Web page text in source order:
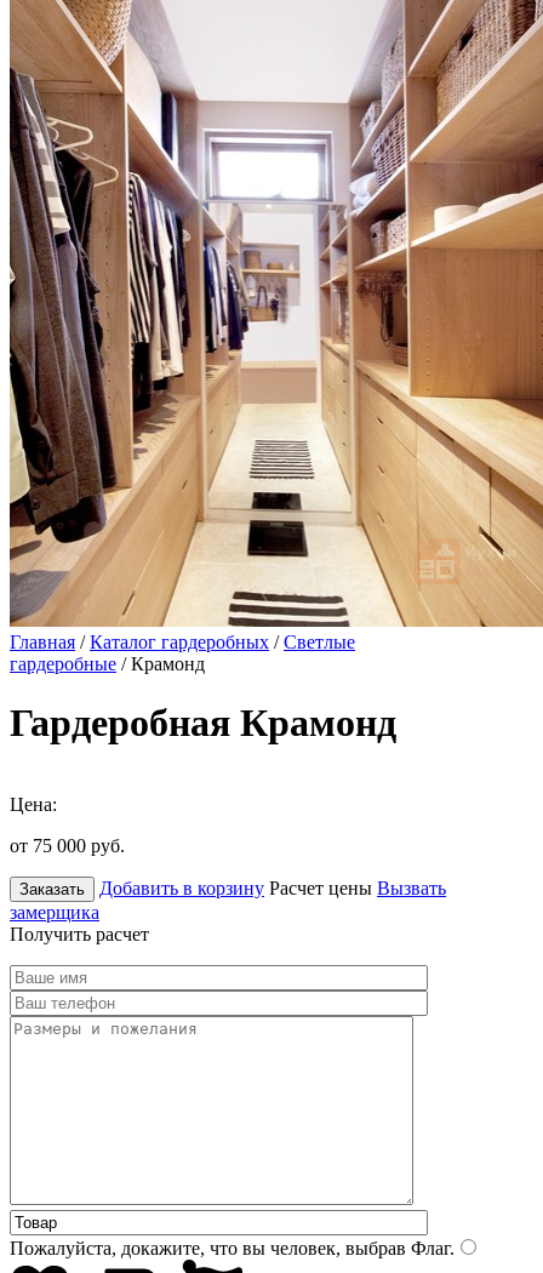
Главная /Каталог гардеробных /Светлые
гардеробные / Крамонд
Гардеробная Крамонд
Цена:
от 75 000 руб.
Заказать Добавить в корзину Расчет цены Вызвать
замерщика
Получить расчет
Пожалуйста, докажите, что вы человек, выбрав Флаг.